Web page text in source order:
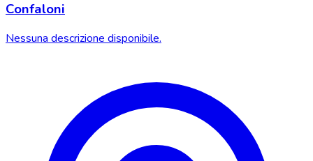
Confaloni
Nessuna descrizione disponibile.